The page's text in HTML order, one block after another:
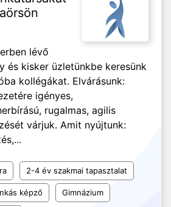
lévő
és kisker üzletünkbe keresünk
kollégákat. Elvárásunk:
igényes,
rugalmas, agilis
várjuk. Amit nyújtunk:
2-4 év szakmai tapasztalat
képző Gimnázium